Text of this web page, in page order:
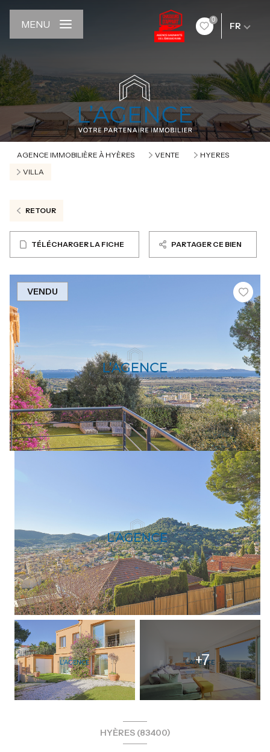
0
FR
MENU
AGENCE IMMOBILIÈRE À HYÈRES VENTE
HYERES
VILLA
RETOUR
TÉLÉCHARGER LA FICHE PARTAGER CE BIEN
VENDU
+7
HYÈRES (83400)